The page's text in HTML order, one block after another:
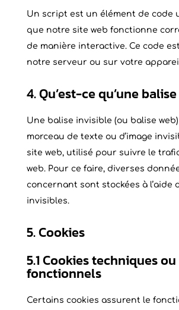
Un script est un élément de code
que notre site web fonctionne
de manière interactive. Ce code
notre serveur ou sur votre
4. Qu’est-ce qu’une
Une balise invisible (ou balise
morceau de texte ou d’image
site web, utilisé pour suivre le
web. Pour ce faire, diverses
concernant sont stockées à l’aide
invisibles.
5. Cookies
5.1 Cookies techniques ou
fonctionnels
Certains cookies assurent le